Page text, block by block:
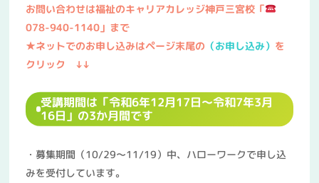
お問い合わせは福祉のキャリアカレッジ神戸三宮校「
078-940-1140」まで
★ネットでのお申し込みはページ末尾の （お申し込み） を
クリック ↓↓
受講期間は「令和6年12月17日～令和7年3月
16日」の3か月間です
・募集期間（10/29～11/19）中、ハローワークで申し込
みを受付しています。